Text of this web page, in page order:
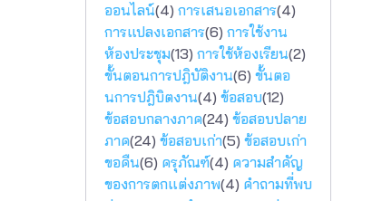
ออนไลน์(4) การเสนอเอกสาร(4)
การแปลงเอกสาร(6) การใช้งาน
ห้องประชุม(13) การใช้ห้องเรียน(2)
ขั้นตอนการปฎิบัติงาน(6) ขั้นตอ
นการปฎิบิตงาน(4) ข้อสอบ(12)
ข้อสอบกลางภาค(24) ข้อสอบปลาย
ภาค(24) ข้อสอบเก่า(5) ข้อสอบเก่า
ขอคืน(6) ครุภัณฑ์(4) ความสำคัญ
ของการตกแต่งภาพ(4) คำถามที่พบ